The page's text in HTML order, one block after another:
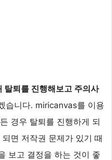
탈퇴를 진행해보고 주의사
습니다. miricanvas를 이용
경우 탈퇴를 진행하게 되
면 저작권 문제가 있기 때
보고 결정을 하는 것이 좋